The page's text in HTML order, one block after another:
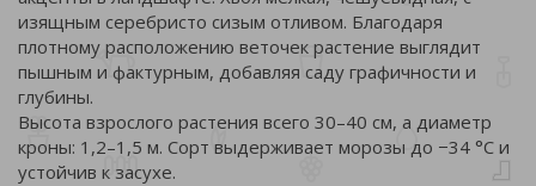
изящным серебристо сизым отливом. Благодаря
плотному расположению веточек растение выглядит
пышным и фактурным, добавляя саду графичности и
глубины.
Высота взрослого растения всего 30–40 см, а диаметр
кроны: 1,2–1,5 м. Сорт выдерживает морозы до −34 °C и
устойчив к засухе.